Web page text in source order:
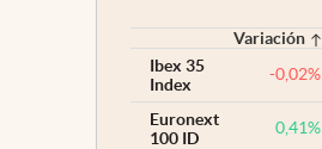
Variación
Ibex 35
Index
-0,02%
Euronext
100 ID
0,41%